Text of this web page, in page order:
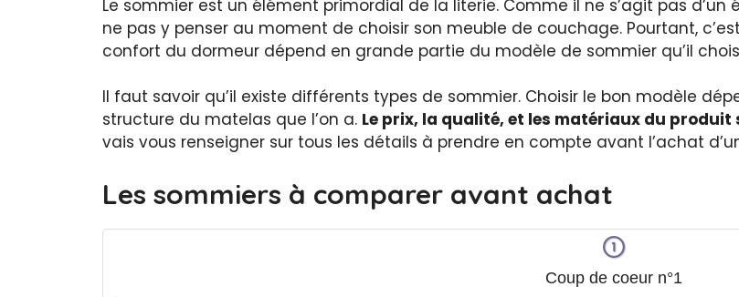
Le sommier est un élément primordial de la literie. Comme il ne s’agit pas
ne pas y penser au moment de choisir son meuble de couchage. Pourtant,
confort du dormeur dépend en grande partie du modèle de sommier qu’il
Il faut savoir qu’il existe différents types de sommier. Choisir le bon modèle
structure du matelas que l’on a. Le prix, la qualité, et les matériaux du
vais vous renseigner sur tous les détails à prendre en compte avant l’achat
Les sommiers à comparer avant achat
Coup de coeur n°1